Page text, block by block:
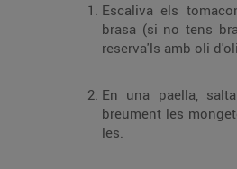
Escaliva els
brasa (si no tens
reserva'ls amb oli
En una paella,
breument les
les.